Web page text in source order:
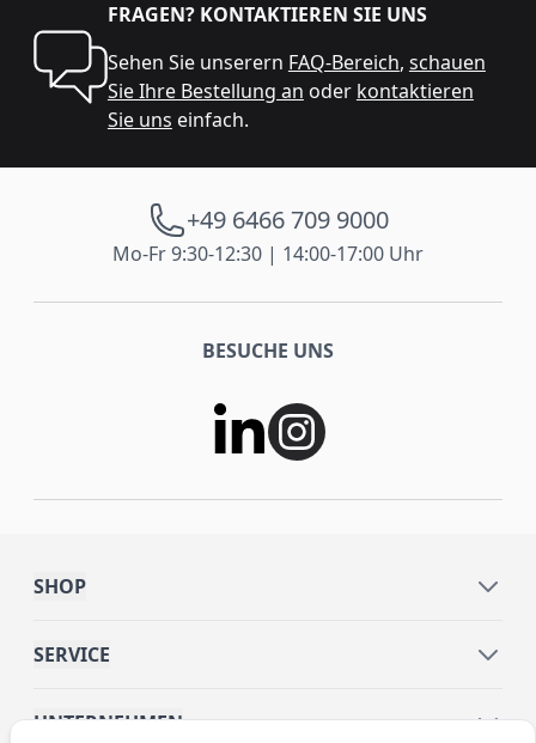
FRAGEN? KONTAKTIEREN SIE UNS
Sehen Sie unserern FAQ-Bereich, schauen
Sie Ihre Bestellung an oder kontaktieren
Sie uns einfach.
+49 6466 709 9000
Mo-Fr 9:30-12:30 | 14:00-17:00 Uhr
BESUCHE UNS
SHOP
SERVICE
UNTERNEHMEN